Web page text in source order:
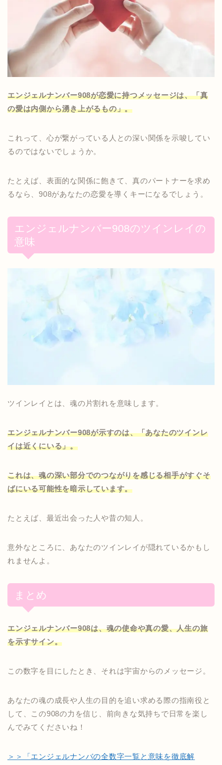
エンジェルナンバー908が恋愛に持つメッセージは、「真
の愛は内側から湧き上がるもの」。
これって、心が繋がっている人との深い関係を示唆してい
るのではないでしょうか。
たとえば、表面的な関係に飽きて、真のパートナーを求め
るなら、908があなたの恋愛を導くキーになるでしょう。
エンジェルナンバー908のツインレイの
意味
ツインレイとは、魂の片割れを意味します。
エンジェルナンバー908が示すのは、「あなたのツインレ
イは近くにいる」。
これは、魂の深い部分でのつながりを感じる相手がすぐそ
ばにいる可能性を暗示しています。
たとえば、最近出会った人や昔の知人。
意外なところに、あなたのツインレイが隠れているかもし
れませんよ。
まとめ
エンジェルナンバー908は、魂の使命や真の愛、人生の旅
を示すサイン。
この数字を目にしたとき、それは宇宙からのメッセージ。
あなたの魂の成長や人生の目的を追い求める際の指南役と
して、この908の力を信じ、前向きな気持ちで日常を楽し
んでみてくださいね！
＞＞「エンジェルナンバの全数字一覧と意味を徹底解